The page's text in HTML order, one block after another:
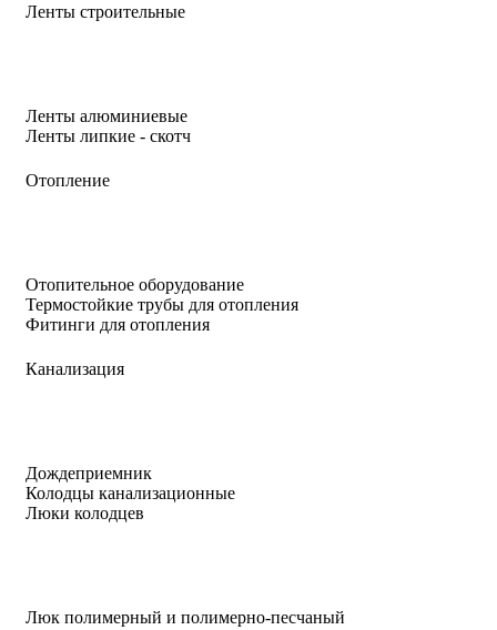
Ленты строительные
Ленты алюминиевые
Ленты липкие - скотч
Отопление
Отопительное оборудование
Термостойкие трубы для отопления
Фитинги для отопления
Канализация
Дождеприемник
Колодцы канализационные
Люки колодцев
Люк полимерный и полимерно-песчаный